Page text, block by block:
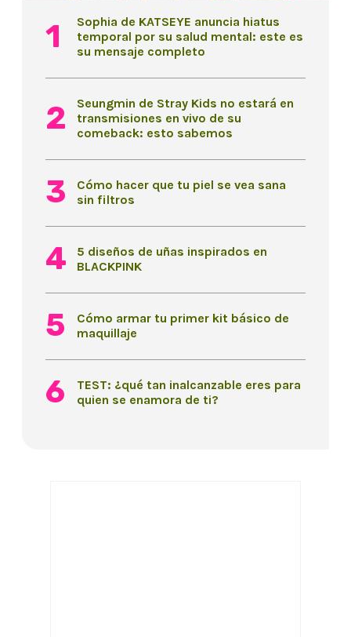
Sophia de KATSEYE anuncia hiatus
temporal por su salud mental: este es
su mensaje completo
Seungmin de Stray Kids no estará en
transmisiones en vivo de su
comeback: esto sabemos
Cómo hacer que tu piel se vea sana
sin filtros
5 diseños de uñas inspirados en
BLACKPINK
Cómo armar tu primer kit básico de
maquillaje
TEST: ¿qué tan inalcanzable eres para
quien se enamora de ti?